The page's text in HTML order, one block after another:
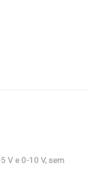
V e 0-10 V, sem